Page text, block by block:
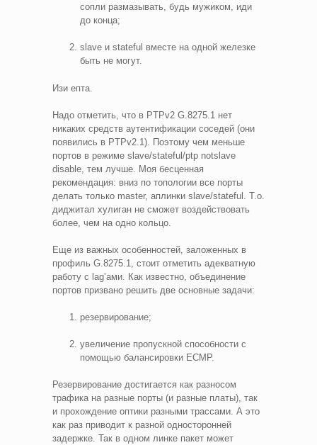
сопли размазывать, будь мужиком, иди
до конца;
slave и stateful вместе на одной железке
быть не могут.
Изи епта.
Надо отметить, что в PTPv2 G.8275.1 нет
никаких средств аутентификации соседей (они
появились в PTPv2.1). Поэтому чем меньше
портов в режиме slave/stateful/ptp notslave
disable, тем лучше. Моя бесценная
рекомендация: вниз по топологии все порты
делать только master, аплинки slave/stateful. Т.о.
диджитал хулиган не сможет воздействовать
более, чем на одно кольцо.
Еще из важных особенностей, заложенных в
профиль G.8275.1, стоит отметить адекватную
работу с lag’ами. Как известно, объединение
портов призвано решить две основные задачи:
резервирование;
увеличение пропускной способности с
помощью балансировки ECMP.
Резервирование достигается как разносом
трафика на разные порты (и разные платы), так
и прохождение оптики разными трассами. А это
как раз приводит к разной односторонней
задержке. Так в одном линке пакет может